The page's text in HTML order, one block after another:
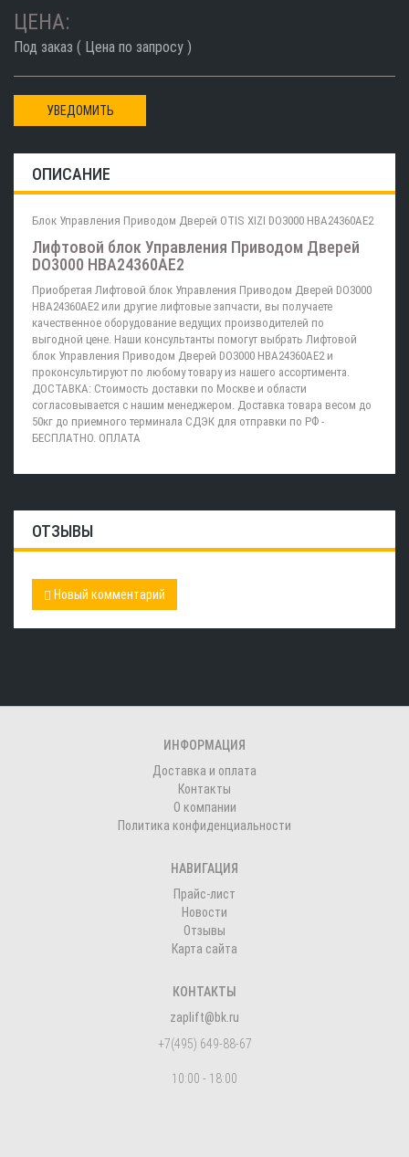
ЦЕНА:
Под заказ ( Цена по запросу )
УВЕДОМИТЬ
ОПИСАНИЕ
Блок Управления Приводом Дверей OTIS XIZI DO3000 HBA24360AE2
Лифтовой блок Управления Приводом Дверей
DO3000 HBA24360AE2
Приобретая Лифтовой блок Управления Приводом Дверей DO3000
HBA24360AE2 или другие лифтовые запчасти, вы получаете
качественное оборудование ведущих производителей по
выгодной цене. Наши консультанты помогут выбрать Лифтовой
блок Управления Приводом Дверей DO3000 HBA24360AE2 и
проконсультируют по любому товару из нашего ассортимента.
ДОСТАВКА: Стоимость доставки по Москве и области
согласовывается с нашим менеджером. Доставка товара весом до
50кг до приемного терминала СДЭК для отправки по РФ -
БЕСПЛАТНО. ОПЛАТА
ОТЗЫВЫ
Новый комментарий
ИНФОРМАЦИЯ
Доставка и оплата
Контакты
О компании
Политика конфиденциальности
НАВИГАЦИЯ
Прайс-лист
Новости
Отзывы
Карта сайта
КОНТАКТЫ
zaplift@bk.ru
+7(495) 649-88-67
10:00 - 18:00